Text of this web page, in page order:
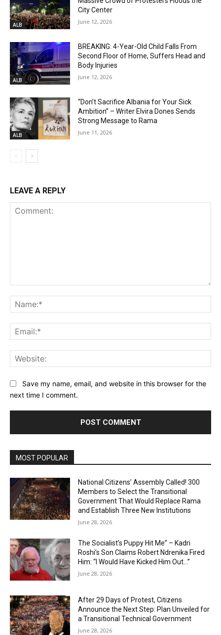
ALB
City Center
June 12, 2026
ALB
BREAKING: 4-Year-Old Child Falls From
Second Floor of Home, Suffers Head and
Body Injuries
June 12, 2026
ALB
“Don’t Sacrifice Albania for Your Sick
Ambition” – Writer Elvira Dones Sends
Strong Message to Rama
June 11, 2026
LEAVE A REPLY
Save my name, email, and website in this browser for the
next time I comment.
MOST POPULAR
National Citizens’ Assembly Called! 300
Members to Select the Transitional
Government That Would Replace Rama
and Establish Three New Institutions
June 28, 2026
The Socialist’s Puppy Hit Me” – Kadri
Roshi’s Son Claims Robert Ndrenika Fired
Him: “I Would Have Kicked Him Out…”
June 28, 2026
After 29 Days of Protest, Citizens
Announce the Next Step: Plan Unveiled for
a Transitional Technical Government
June 28, 2026